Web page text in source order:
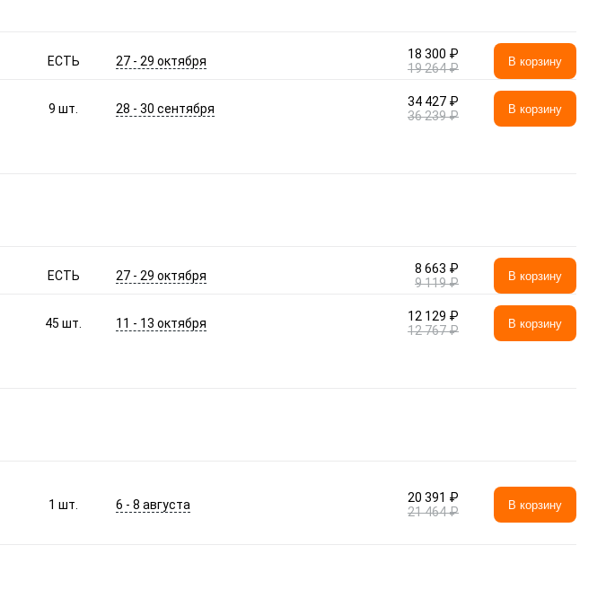
ЕСТЬ 27 - 29 октября
18 300 ₽
19 264 ₽
В корзину
9шт. 28 - 30 сентября
34 427 ₽
36 239 ₽
В корзину
ЕСТЬ 27 - 29 октября
8 663 ₽
9 119 ₽
В корзину
45шт. 11 - 13 октября
12 129 ₽
12 767 ₽
В корзину
1шт. 6 - 8 августа
20 391 ₽
21 464 ₽
В корзину